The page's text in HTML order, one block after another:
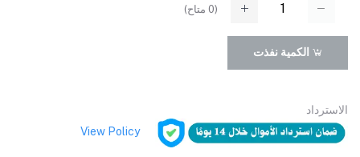
(
0 متاح)
الكمية نفذت
الاسترداد
View Policy